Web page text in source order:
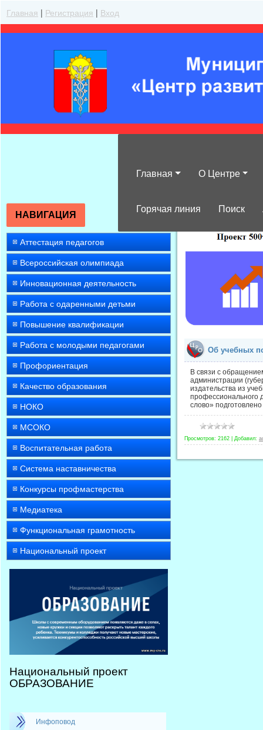
Главная | Регистрация | Вход
Главная О Центре
Горячая линия Поиск
НАВИГАЦИЯ
Аттестация педагогов
Всероссийская олимпиада
Инновационная деятельность
Работа с одаренными детьми
Повышение квалификации
Работа с молодыми педагогами
Профориентация
Качество образования
НОКО
МСОКО
Воспитательная работа
Система наставничества
Конкурсы профмастерства
Медиатека
Функциональная грамотность
Национальный проект
Национальный проект
ОБРАЗОВАНИЕ
Инфоповод
Об учебных
В связи с
администрации
издательства из
профессионального
слово»
Просмотров: 2162 Добавил: